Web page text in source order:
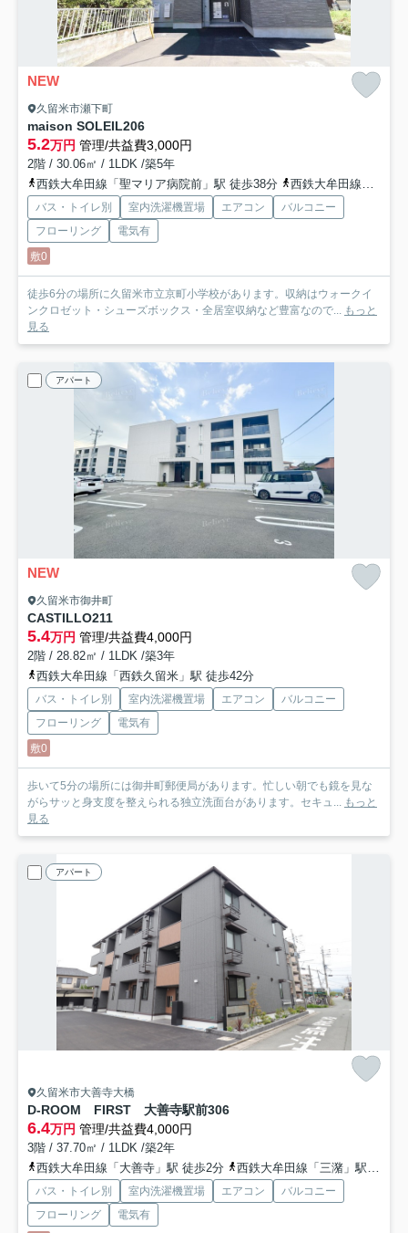
NEW
久留米市瀬下町
maison SOLEIL206
5.2万円 管理/共益費3,000円
2階 / 30.06㎡ / 1LDK /築5年
西鉄大牟田線「聖マリア病院前」駅 徒歩38分
西鉄大牟田線「花畑」駅 徒歩34分
バス・トイレ別 室内洗濯機置場 エアコン
バルコニー
フローリング
電気有
敷0
徒歩6分の場所に久留米市立京町小学校があります。収納はウォークイ
ンクロゼット・シューズボックス・全居室収納など豊富なので... もっと
見る
アパート
NEW
久留米市御井町
CASTILLO211
5.4万円 管理/共益費4,000円
2階 / 28.82㎡ / 1LDK /築3年
西鉄大牟田線「西鉄久留米」駅 徒歩42分
バス・トイレ別 室内洗濯機置場 エアコン
バルコニー
フローリング
電気有
敷0
歩いて5分の場所には御井町郵便局があります。忙しい朝でも鏡を見な
がらサッと身支度を整えられる独立洗面台があります。セキュ... もっと
見る
アパート
久留米市大善寺大橋
D-ROOM FIRST 大善寺駅前306
6.4万円 管理/共益費4,000円
3階 / 37.70㎡ / 1LDK /築2年
西鉄大牟田線「大善寺」駅 徒歩2分
西鉄大牟田線「三潴」駅 徒歩26分
バス・トイレ別 室内洗濯機置場 エアコン
バルコニー
フローリング
電気有